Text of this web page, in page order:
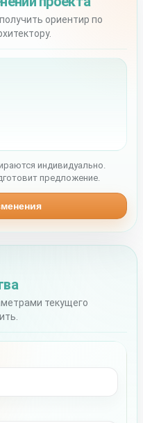
текущего
ориентир по
индивидуально.
предложение.